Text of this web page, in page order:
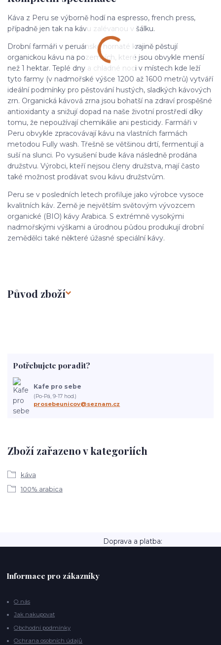
Káva z Peru se výborně hodí na espresso, french press,
případně jen tak na kávu zalévanou v šálku.
Drobní farmáři v peruánské hornaté krajině pěstují
organickou kávu na pozemcích, které jsou obvykle menší
než 1 hektar. Teplé dny a chladné noci v místech kde leží
tyto farmy (v nadmořské výšce 1200 až 1600 metrů) vytváří
ideální podmínky pro pěstování hustých, sladkých kávových
zrn. Organická kávová zrna jsou bohatší na zdraví prospěšné
antioxidanty a snižují dopad na naše životní prostředí díky
tomu, že nepoužívají chemikálie ani pesticidy. Farmáři v
Peru obvykle zpracovávají kávu na vlastních farmách
metodou Fully wash. Třešně se většinou drtí, fermentují a
suší na slunci. Po vysušení bude káva následně prodána
družstvu. Výrobci, kteří nejsou členy družstva, mají často
také možnost prodávat svou kávu družstvům.
Peru se v posledních letech profiluje jako výrobce vysoce
kvalitních káv. Země je největším světovým vývozcem
organické (BIO) kávy Arabica. S extrémně vysokými
nadmořskými výškami a úrodnou půdou produkují drobní
zemědělci také některé úžasné speciální kávy.
Původ zboží
Zboží zařazeno v kategoriích
káva
100% arabica
Potřebujete poradit?
Kafe pro sebe
(Po-Pá, 9-17 hod.)
prosebeunicov@seznam.cz
Doprava a platba:
Informace pro zákazníky
O nás
Jak nakupovat
Obchodní podmínky
Ochrana osobních údajů